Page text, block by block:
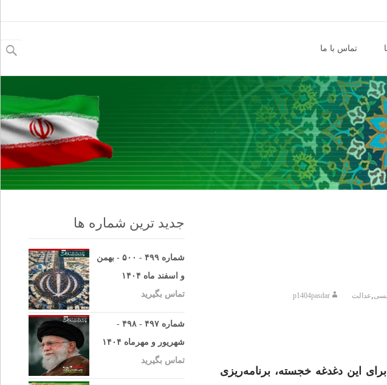
تماس با ما
برای:
,عدالت p1404pasdar
این دغدغه خجسته، برنامه‌ریزی
جدید ترین شماره ها
شماره ۴۹۹ - ۵۰۰ - بهمن
و اسفند ماه ۱۴۰۴
تماس بگیرید
شماره ۴۹۷ - ۴۹۸ -
شهریور و مهرماه ۱۴۰۴
تماس بگیرید